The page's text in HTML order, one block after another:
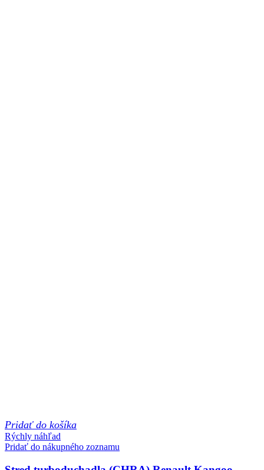
Pridať do košíka
Rýchly náhľad
Pridať do nákupného zoznamu